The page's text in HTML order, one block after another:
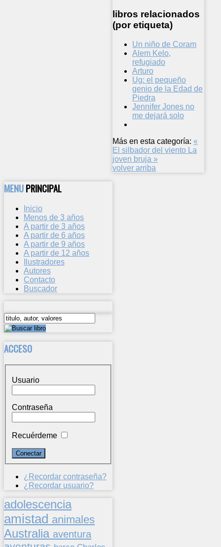
libros relacionados
(por etiqueta)
Un niño de Coram
Alem Kelo,
refugiado
Arturo
Ug: el pequeño
genio de la Edad de
Piedra
Jennifer Jones no
me dejará solo
Más en esta categoría: «
El silbador del viento La
joven bruja »
volver arriba
MENUPRINCIPAL
Inicio
Menos de 3 años
A partir de 3 años
A partir de 6 años
A partir de 9 años
A partir de 12 años
Ilustradores
Autores
Contacto
Buscador
ACCESO
Usuario
Contraseña
Recuérdeme
¿Recordar contraseña?
¿Recordar usuario?
adolescencia
amistad animales
Australia aventura